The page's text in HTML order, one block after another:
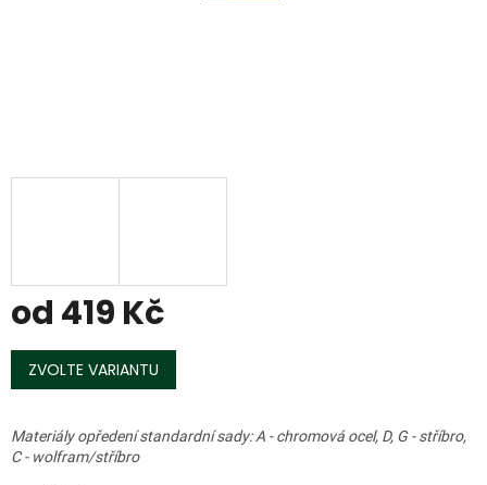
od 419 Kč
Měrná
cena:
ZVOLTE VARIANTU
Materiály opředení standardní sady: A - chromová ocel, D, G - stříbro,
C - wolfram/stříbro